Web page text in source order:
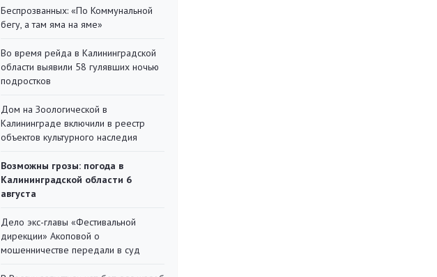
Беспрозванных: «По Коммунальной
бегу, а там яма на яме»
Во время рейда в Калининградской
области выявили 58 гулявших ночью
подростков
Дом на Зоологической в
Калининграде включили в реестр
объектов культурного наследия
Возможны грозы: погода в
Калининградской области 6
августа
Дело экс-главы «Фестивальной
дирекции» Акоповой о
мошенничестве передали в суд